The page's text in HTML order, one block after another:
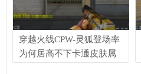
穿越火线CPW-灵狐登场率
为何居高不下卡通皮肤属